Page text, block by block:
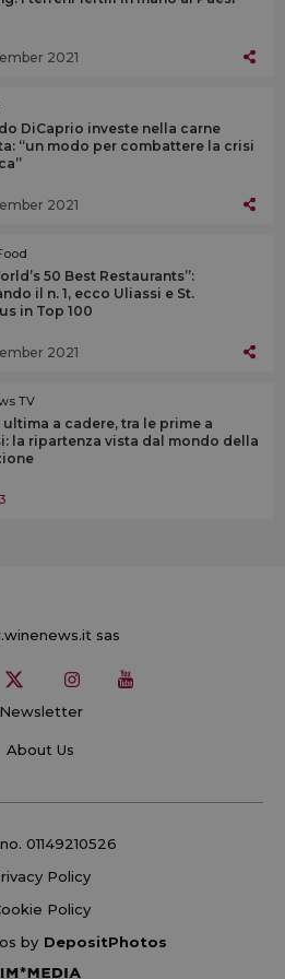
2021
DiCaprio investe nella carne
“un modo per combattere la crisi
2021
50 Best Restaurants”:
il n. 1, ecco Uliassi e St.
in Top 100
2021
TV
ultima a cadere, tra le prime a
la ripartenza vista dal mondo della
sas
Newsletter
About Us
01149210526
Policy
Policy
by DepositPhotos